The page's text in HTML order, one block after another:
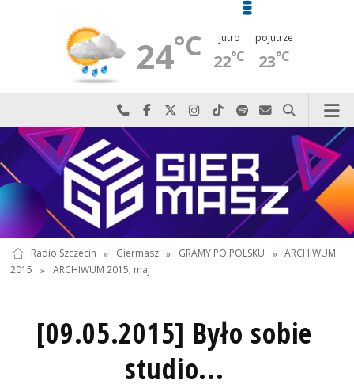
24°C jutro
22°C
pojutrze
23°C
Najlepiej po prostu do nas zadzwoń
Odwiedź nas na Facebook-u
Odwiedź nas na X
Odwiedź nas na Instagram-ie
Odwiedź nas na TikTok-u
Szukaj nas na Spotify
Wyślij do nas
Szukaj
Radio Szczecin » Giermasz » GRAMY PO POLSKU » ARCHIWUM
2015
» ARCHIWUM 2015, maj
[09.05.2015] Było sobie
studio...